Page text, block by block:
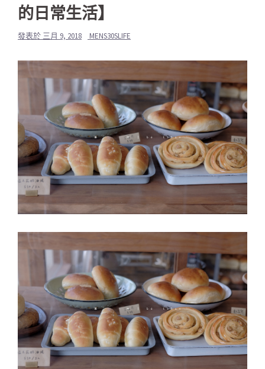
的日常生活】
發表於 三月 9, 2018 MENS30SLIFE